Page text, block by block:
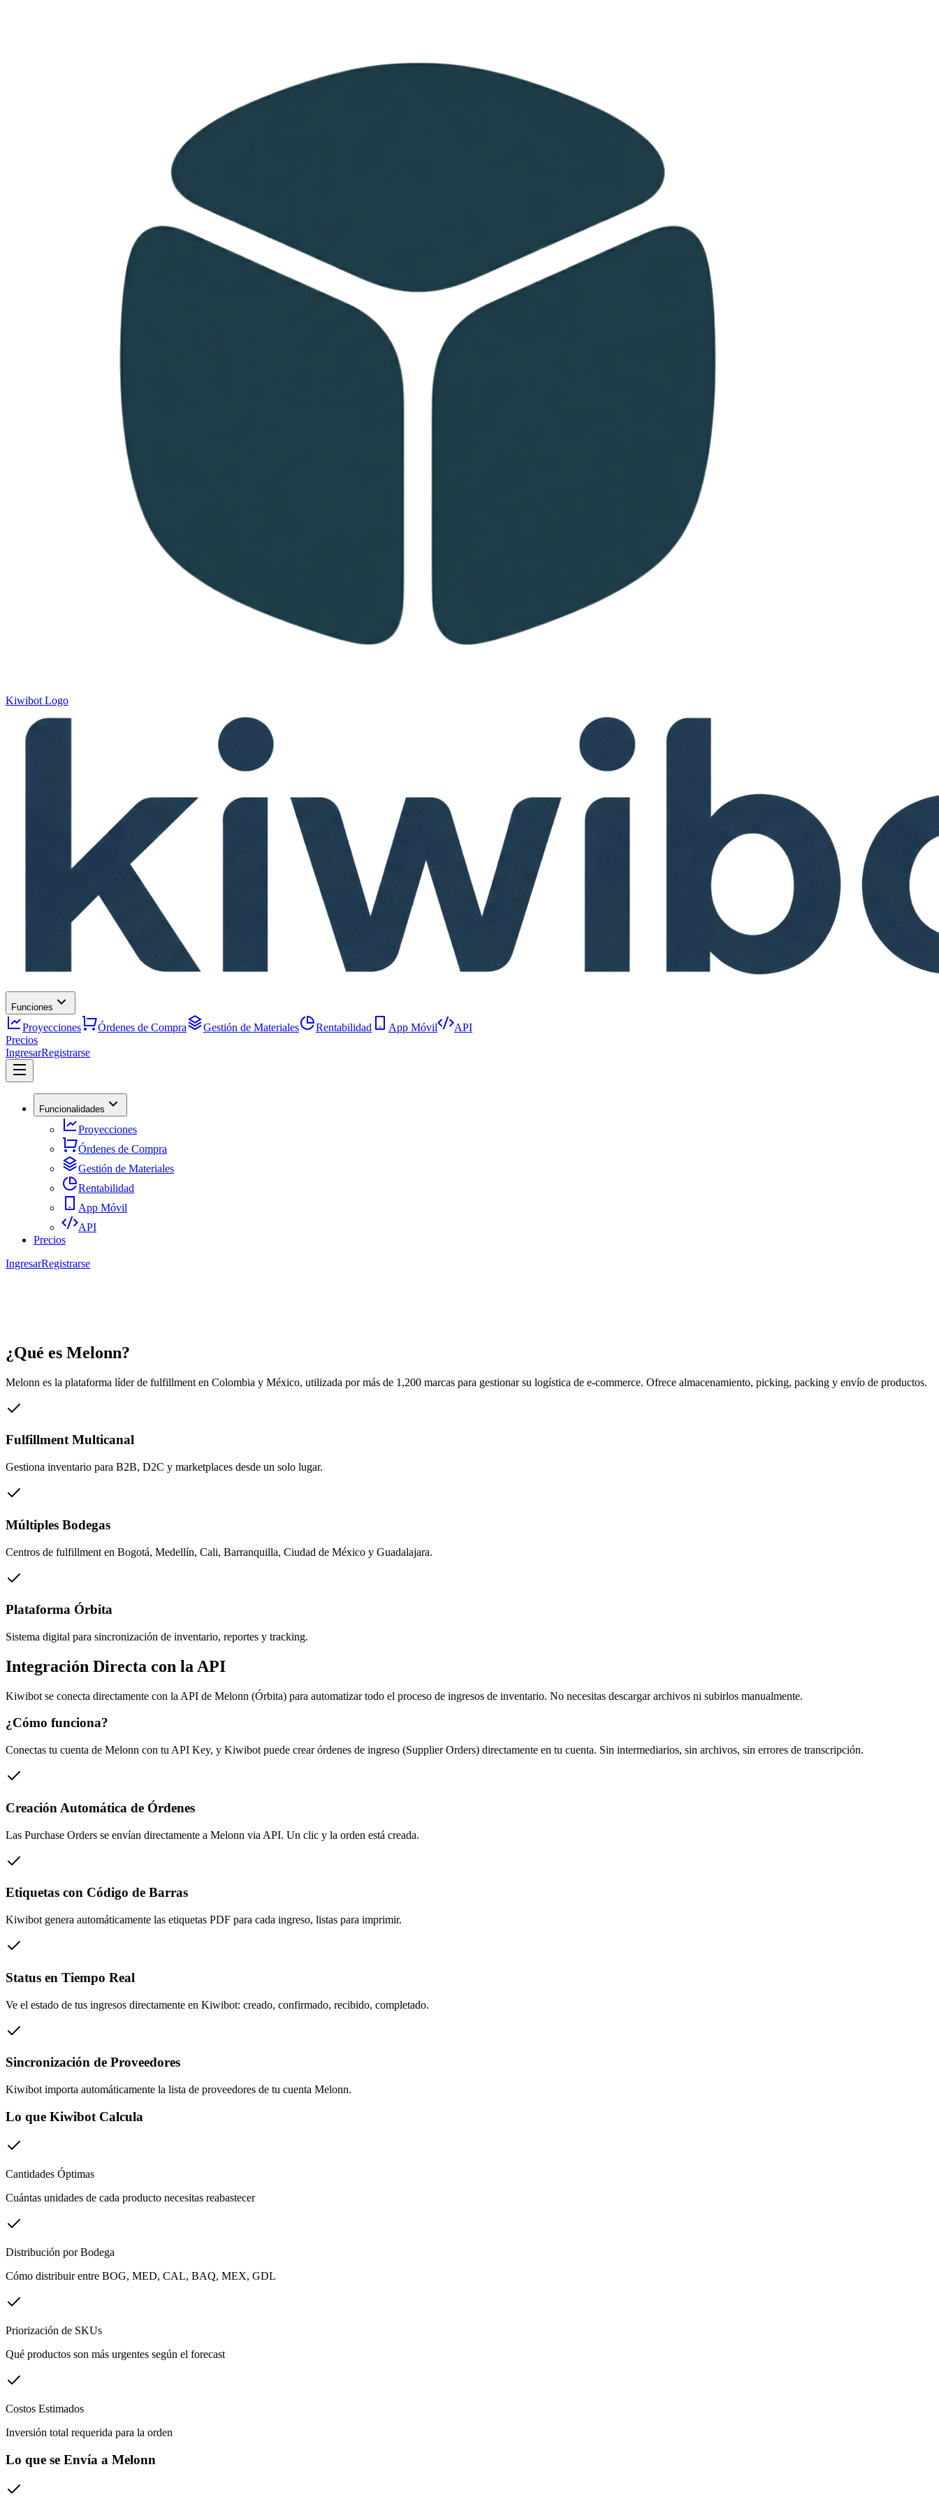
Kiwibot Logo
Funciones
Proyecciones Órdenes de Compra Gestión de Materiales Rentabilidad App Móvil
API
Precios
IngresarRegistrarse
Funcionalidades
Proyecciones
Órdenes de Compra
Gestión de Materiales
Rentabilidad
App Móvil
API
Precios
IngresarRegistrarse
¿Qué es Melonn?
Melonn es la plataforma líder de fulfillment en Colombia y México, utilizada por más de 1,200 marcas para gestionar su logística de e-commerce. Ofrece almacenamiento, picking, packing y envío de productos.
Fulfillment Multicanal
Gestiona inventario para B2B, D2C y marketplaces desde un solo lugar.
Múltiples Bodegas
Centros de fulfillment en Bogotá, Medellín, Cali, Barranquilla, Ciudad de México y Guadalajara.
Plataforma Órbita
Sistema digital para sincronización de inventario, reportes y tracking.
Integración Directa con la API
Kiwibot se conecta directamente con la API de Melonn (Órbita) para automatizar todo el proceso de ingresos de inventario. No necesitas descargar archivos ni subirlos manualmente.
¿Cómo funciona?
Conectas tu cuenta de Melonn con tu API Key, y Kiwibot puede crear órdenes de ingreso (Supplier Orders) directamente en tu cuenta. Sin intermediarios, sin archivos, sin errores de transcripción.
Creación Automática de Órdenes
Las Purchase Orders se envían directamente a Melonn via API. Un clic y la orden está creada.
Etiquetas con Código de Barras
Kiwibot genera automáticamente las etiquetas PDF para cada ingreso, listas para imprimir.
Status en Tiempo Real
Ve el estado de tus ingresos directamente en Kiwibot: creado, confirmado, recibido, completado.
Sincronización de Proveedores
Kiwibot importa automáticamente la lista de proveedores de tu cuenta Melonn.
Lo que Kiwibot Calcula
Cantidades Óptimas
Cuántas unidades de cada producto necesitas reabastecer
Distribución por Bodega
Cómo distribuir entre BOG, MED, CAL, BAQ, MEX, GDL
Priorización de SKUs
Qué productos son más urgentes según el forecast
Costos Estimados
Inversión total requerida para la orden
Lo que se Envía a Melonn